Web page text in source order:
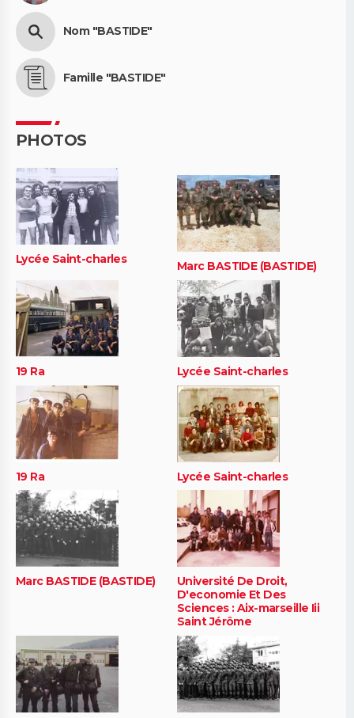
Nom "BASTIDE"
Famille "BASTIDE"
PHOTOS
Lycée Saint-charles Marc BASTIDE (BASTIDE)
19 Ra Lycée Saint-charles
19 Ra Lycée Saint-charles
Marc BASTIDE (BASTIDE)
Université De Droit,
D'economie Et Des
Sciences : Aix-marseille Iii
Saint Jérôme